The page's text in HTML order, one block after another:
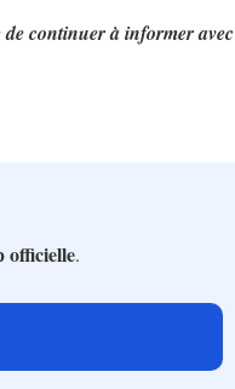
de continuer à informer avec
officielle.